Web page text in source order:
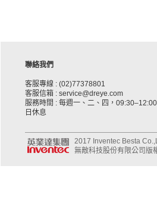
聯絡我們
客服專線 : (02)77378801
客服信箱 : service@dreye.com
服務時間 : 每週一、二、四，
日休息
2017 Inventec Besta
無敵科技股份有限公司版